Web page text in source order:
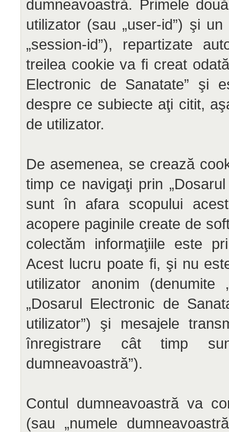
dumneavoastră. Primele
utilizator (sau „user-id”) şi
„session-id”), repartizate
treilea cookie va fi creat
Electronic de Sanatate” şi
despre ce subiecte aţi citit,
de utilizator.
De asemenea, se crează
timp ce navigaţi prin
sunt în afara scopului
acopere paginile create de
colectăm informaţiile este
Acest lucru poate fi, şi nu
utilizator anonim (denumite
„Dosarul Electronic de
utilizator”) şi mesajele
înregistrare cât timp
dumneavoastră”).
Contul dumneavoastră va
(sau „numele